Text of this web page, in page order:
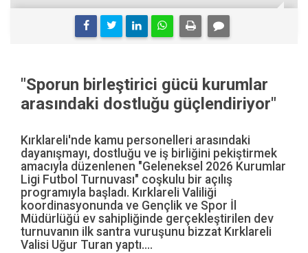
"Sporun birleştirici gücü kurumlar
arasındaki dostluğu güçlendiriyor"
Kırklareli'nde kamu personelleri arasındaki
dayanışmayı, dostluğu ve iş birliğini pekiştirmek
amacıyla düzenlenen "Geleneksel 2026 Kurumlar
Ligi Futbol Turnuvası" coşkulu bir açılış
programıyla başladı. Kırklareli Valiliği
koordinasyonunda ve Gençlik ve Spor İl
Müdürlüğü ev sahipliğinde gerçekleştirilen dev
turnuvanın ilk santra vuruşunu bizzat Kırklareli
Valisi Uğur Turan yaptı....